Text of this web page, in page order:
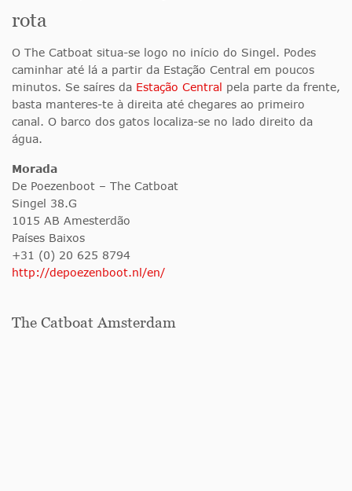
rota
O The Catboat situa-se logo no início do Singel. Podes
caminhar até lá a partir da Estação Central em poucos
minutos. Se saíres da Estação Central pela parte da frente,
basta manteres-te à direita até chegares ao primeiro
canal. O barco dos gatos localiza-se no lado direito da
água.
Morada
De Poezenboot – The Catboat
Singel 38.G
1015 AB Amesterdão
Países Baixos
+31 (0) 20 625 8794
http://depoezenboot.nl/en/
The Catboat Amsterdam